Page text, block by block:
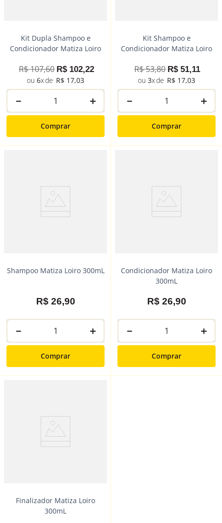
Kit Dupla Shampoo e
Condicionador Matiza Loiro
R$107,60 R$ 102,22
6
R$ 17,03
＋
－
Comprar
Kit Shampoo e
Condicionador Matiza Loiro
R$53,80 R$ 51,11
3
R$ 17,03
＋
－
Comprar
Shampoo Matiza Loiro 300mL
R$ 26,90
＋
－
Comprar
Condicionador Matiza Loiro
300mL
R$ 26,90
＋
－
Comprar
Finalizador Matiza Loiro
300mL